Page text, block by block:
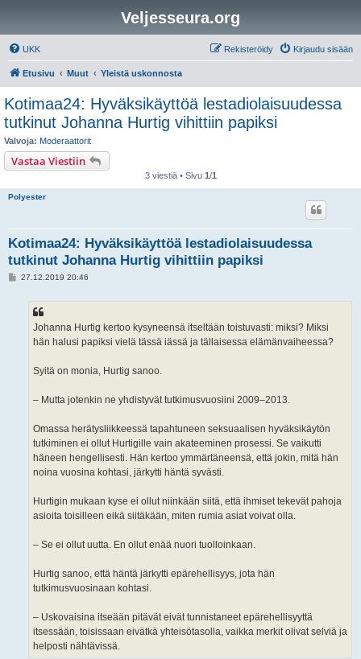
Veljesseura.org
UKK Kirjaudu sisään
Rekisteröidy
Etusivu Muut Yleistä uskonnosta
Kotimaa24: Hyväksikäyttöä lestadiolaisuudessa
tutkinut Johanna Hurtig vihittiin papiksi
Valvoja: Moderaattorit
Vastaa Viestiin
3 viestiä • Sivu 1/1
Polyester
Kotimaa24: Hyväksikäyttöä lestadiolaisuudessa
tutkinut Johanna Hurtig vihittiin papiksi
V27.12.2019 20:46
Johanna Hurtig kertoo kysyneensä itseltään toistuvasti: miksi? Miksi
hän halusi papiksi vielä tässä iässä ja tällaisessa elämänvaiheessa?
Syitä on monia, Hurtig sanoo.
– Mutta jotenkin ne yhdistyvät tutkimusvuosiini 2009–2013.
Omassa herätysliikkeessä tapahtuneen seksuaalisen hyväksikäytön
tutkiminen ei ollut Hurtigille vain akateeminen prosessi. Se vaikutti
häneen hengellisesti. Hän kertoo ymmärtäneensä, että jokin, mitä hän
noina vuosina kohtasi, järkytti häntä syvästi.
Hurtigin mukaan kyse ei ollut niinkään siitä, että ihmiset tekevät pahoja
asioita toisilleen eikä siitäkään, miten rumia asiat voivat olla.
– Se ei ollut uutta. En ollut enää nuori tuolloinkaan.
Hurtig sanoo, että häntä järkytti epärehellisyys, jota hän
tutkimusvuosinaan kohtasi.
– Uskovaisina itseään pitävät eivät tunnistaneet epärehellisyyttä
itsessään, toisissaan eivätkä yhteisötasolla, vaikka merkit olivat selviä ja
helposti nähtävissä.